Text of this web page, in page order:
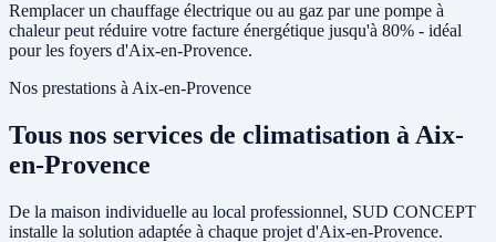
Remplacer un chauffage électrique ou au gaz par une pompe à
chaleur peut réduire votre facture énergétique jusqu'à 80% - idéal
pour les foyers d'Aix-en-Provence.
Nos prestations à Aix-en-Provence
Tous nos services de climatisation à Aix-
en-Provence
De la maison individuelle au local professionnel, SUD CONCEPT
installe la solution adaptée à chaque projet d'Aix-en-Provence.